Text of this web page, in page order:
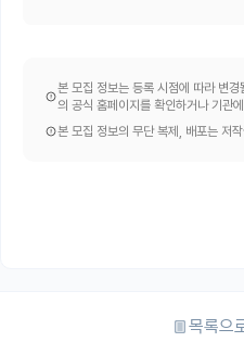
본 모집 정보는 등록 시점에 따라 변
의 공식 홈페이지를 확인하거나 기관
본 모집 정보의 무단 복제, 배포는 저
목록으